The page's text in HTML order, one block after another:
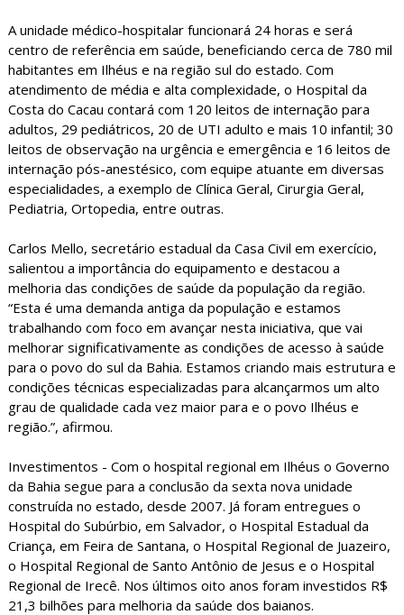
A unidade médico-hospitalar funcionará 24 horas e será
centro de referência em saúde, beneficiando cerca de 780 mil
habitantes em Ilhéus e na região sul do estado. Com
atendimento de média e alta complexidade, o Hospital da
Costa do Cacau contará com 120 leitos de internação para
adultos, 29 pediátricos, 20 de UTI adulto e mais 10 infantil; 30
leitos de observação na urgência e emergência e 16 leitos de
internação pós-anestésico, com equipe atuante em diversas
especialidades, a exemplo de Clínica Geral, Cirurgia Geral,
Pediatria, Ortopedia, entre outras.
Carlos Mello, secretário estadual da Casa Civil em exercício,
salientou a importância do equipamento e destacou a
melhoria das condições de saúde da população da região.
“Esta é uma demanda antiga da população e estamos
trabalhando com foco em avançar nesta iniciativa, que vai
melhorar significativamente as condições de acesso à saúde
para o povo do sul da Bahia. Estamos criando mais estrutura e
condições técnicas especializadas para alcançarmos um alto
grau de qualidade cada vez maior para e o povo Ilhéus e
região.”, afirmou.
Investimentos - Com o hospital regional em Ilhéus o Governo
da Bahia segue para a conclusão da sexta nova unidade
construída no estado, desde 2007. Já foram entregues o
Hospital do Subúrbio, em Salvador, o Hospital Estadual da
Criança, em Feira de Santana, o Hospital Regional de Juazeiro,
o Hospital Regional de Santo Antônio de Jesus e o Hospital
Regional de Irecê. Nos últimos oito anos foram investidos R$
21,3 bilhões para melhoria da saúde dos baianos.